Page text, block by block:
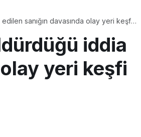
sanığın davasında olay yeri keşfi
iddia
olay yeri keşfi